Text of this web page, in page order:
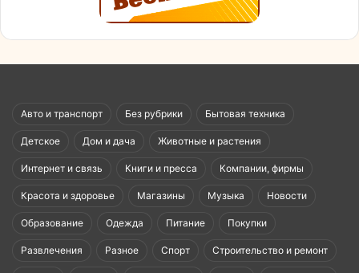
Авто и транспорт Без рубрики Бытовая техника
Детское Дом и дача Животные и растения
Интернет и связь Книги и пресса Компании, фирмы
Красота и здоровье Магазины Музыка Новости
Образование Одежда Питание Покупки
Развлечения Разное Спорт Строительство и ремонт